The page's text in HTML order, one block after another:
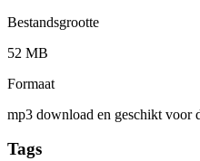
Bestandsgrootte
52 MB
Formaat
mp3 download en geschikt voor
Tags